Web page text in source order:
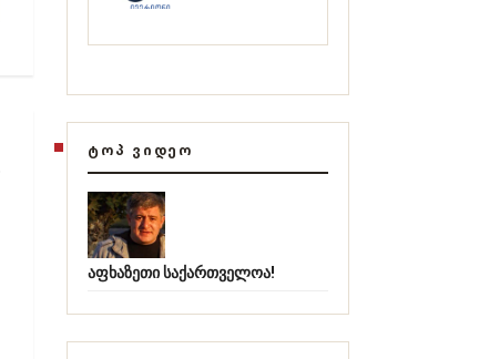
ᲢᲝᲞ ᲕᲘᲓᲔᲝ
აფხაზეთი საქართველოა!